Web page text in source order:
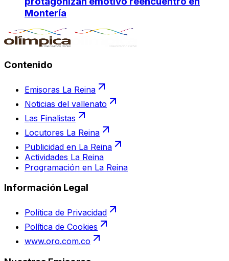
Montería
Contenido
Emisoras La Reina
Noticias del vallenato
Las Finalistas
Locutores La Reina
Publicidad en La Reina
Actividades La Reina
Programación en La Reina
Información Legal
Política de Privacidad
Política de Cookies
www.oro.com.co